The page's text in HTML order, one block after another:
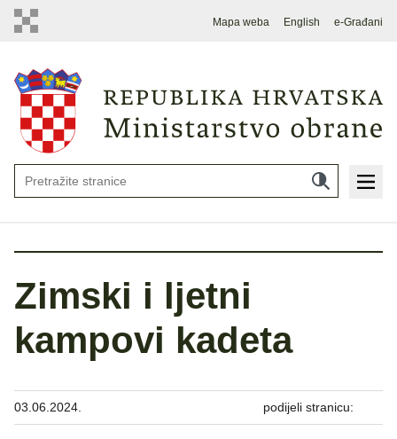
Mapa weba English e-Građani
Zimski i ljetni
kampovi kadeta
03.06.2024. podijeli stranicu: